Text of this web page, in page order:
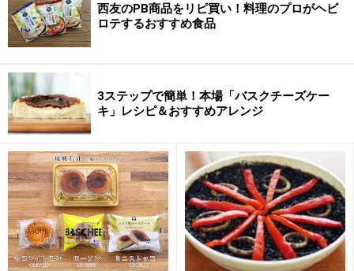
西友のPB商品をリピ買い！料理のプロがヘビ
ロテするおすすめ食品
3ステップで簡単！本場「バスクチーズケー
キ」レシピ＆おすすめアレンジ